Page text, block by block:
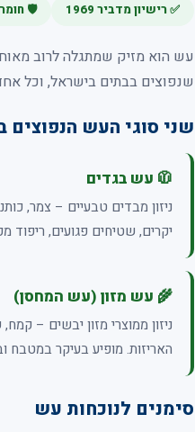
✅ רישיון מדביר 1969 🛡️
עש הוא מזיק שמתגלה לרוב
שנפוצים בבתים בישראל, וכל
שני סוגי העש הנפוצים
🧥 עש בגדים
ניזון מבדים טבעיים – צמר,
יקרים, שטיחים פגועים, ריפוד
🌾 עש מזון (עש המחסן)
ניזון ממוצרי מזון יבשים –
האריזות. מופיע בעיקר במטבח
סימנים לנוכחות עש